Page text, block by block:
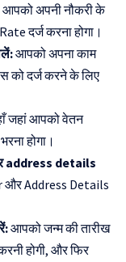
आपको अपनी नौकरी के
दर्ज करना होगा।
आपको अपना काम
को दर्ज करने के लिए
जहां आपको वेतन
होगा।
address details
और Address Details
आपको जन्म की तारीख
होगी, और फिर